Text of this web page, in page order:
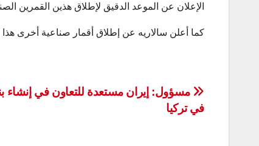
الإعلان عن الموعد الدقيق لإطلاق هذين القمرين
كما أعلن سالاريه عن إطلاق أقمار صناعية أخرى هذا
تصفّح
المقالات
مسؤول: إيران مستعدة للتعاون في إنشاء
في تركيا